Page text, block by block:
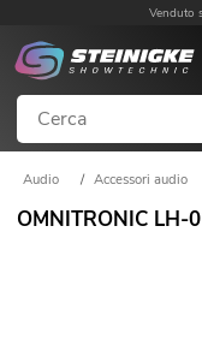
Venduto
Audio / Accessori audio
OMNITRONIC LH-